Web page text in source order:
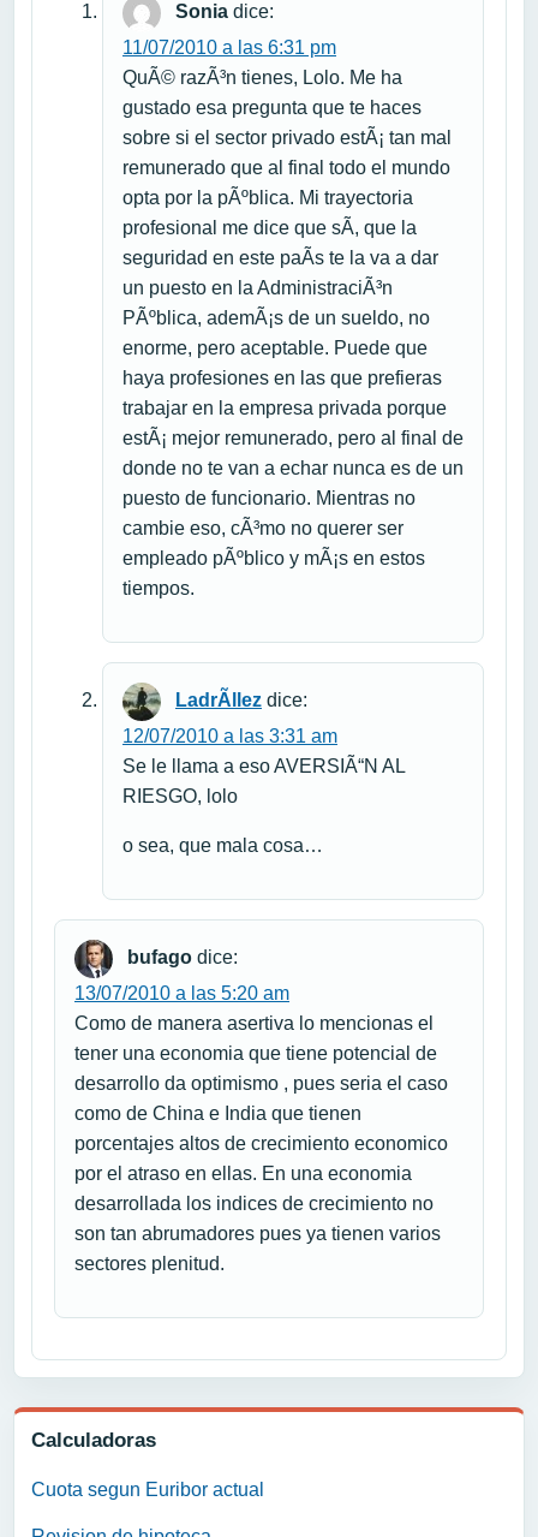
Calculadoras
Cuota segun Euribor actual
Sonia dice:
11/07/2010 a las 6:31 pm
QuÃ© razÃ³n tienes, Lolo. Me ha
gustado esa pregunta que te haces
sobre si el sector privado estÃ¡ tan mal
remunerado que al final todo el mundo
opta por la pÃºblica. Mi trayectoria
profesional me dice que sÃ­, que la
seguridad en este paÃ­s te la va a dar
un puesto en la AdministraciÃ³n
PÃºblica, ademÃ¡s de un sueldo, no
enorme, pero aceptable. Puede que
haya profesiones en las que prefieras
trabajar en la empresa privada porque
estÃ¡ mejor remunerado, pero al final de
donde no te van a echar nunca es de un
puesto de funcionario. Mientras no
cambie eso, cÃ³mo no querer ser
empleado pÃºblico y mÃ¡s en estos
tiempos.
LadrÃ­llez dice:
12/07/2010 a las 3:31 am
Se le llama a eso AVERSIÃ“N AL
RIESGO, lolo
o sea, que mala cosa…
bufago dice:
13/07/2010 a las 5:20 am
Como de manera asertiva lo mencionas el
tener una economia que tiene potencial de
desarrollo da optimismo , pues seria el caso
como de China e India que tienen
porcentajes altos de crecimiento economico
por el atraso en ellas. En una economia
desarrollada los indices de crecimiento no
son tan abrumadores pues ya tienen varios
sectores plenitud.